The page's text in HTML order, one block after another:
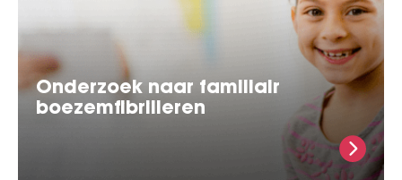
Onderzoek naar familiair
boezemfibrilleren
Wat is familiair boezemfibrilleren? In Nederland
hebben meer dan 350.000 mensen de aandoening
boezemfibrilleren en daar komen steeds meer